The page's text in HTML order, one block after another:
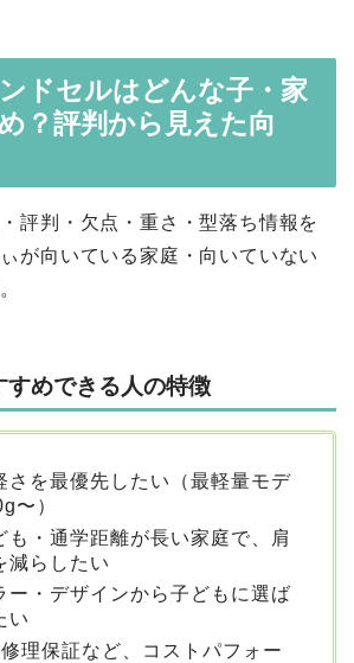
ドセルはどんな子・家
？評判から見えた向
評判・欠点・重さ・型落ち情報を
が向いている家庭・向いていない
すめできる人の特徴
さを最優先したい（最軽量モデ
〜）
も・通学距離が長い家庭で、肩
減らしたい
ー・デザインから子どもに選ば
い
理保証など、コストパフォー